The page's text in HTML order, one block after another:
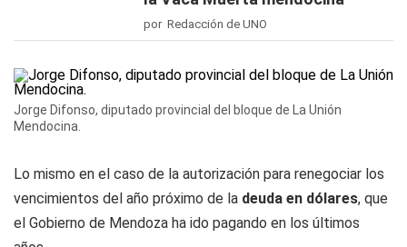
por Redacción de UNO
Jorge Difonso, diputado provincial del bloque de La Unión
Mendocina.
Lo mismo en el caso de la autorización para renegociar los
vencimientos del año próximo de la deuda en dólares, que
el Gobierno de Mendoza ha ido pagando en los últimos